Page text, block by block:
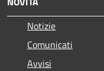
Notizie
Comunicati
Avvisi